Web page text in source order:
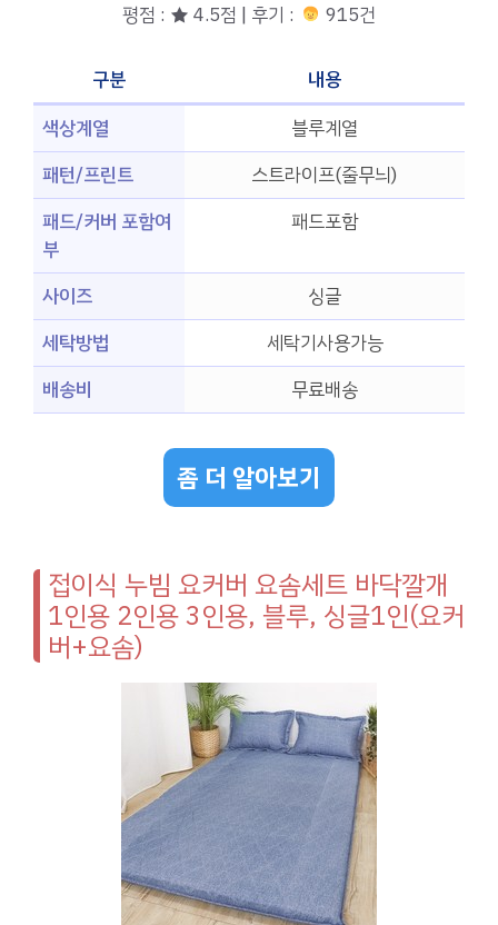
평점 : ★ 4.5점 | 후기 : 915건
구분
내용
색상계열
블루계열
패턴/프린트
스트라이프(줄무늬)
패드/커버 포함여
부
패드포함
사이즈
싱글
세탁방법
세탁기사용가능
배송비
무료배송
좀 더 알아보기
접이식 누빔 요커버 요솜세트 바닥깔개
1인용 2인용 3인용, 블루, 싱글1인(요커
버+요솜)